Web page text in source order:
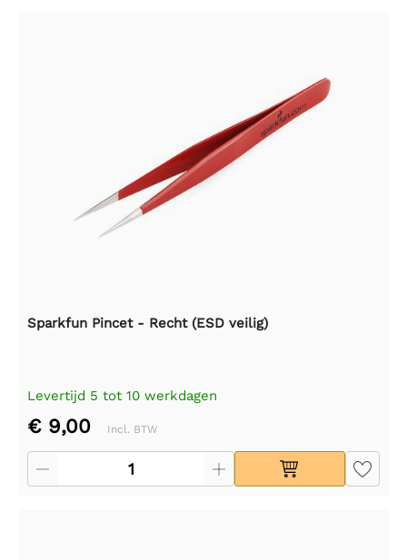
Sparkfun Pincet - Recht (ESD veilig)
Levertijd 5 tot 10 werkdagen
€ 9,00 Incl. BTW